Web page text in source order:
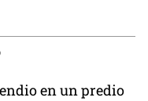
en un predio